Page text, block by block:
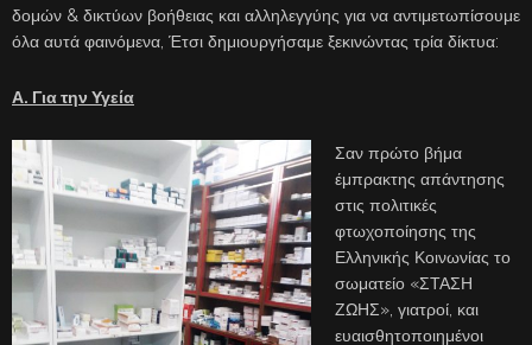
δομών & δικτύων βοήθειας και αλληλεγγύης για να αντιμετωπίσουμε
όλα αυτά φαινόμενα, Έτσι δημιουργήσαμε ξεκινώντας τρία δίκτυα:
Α. Για την Υγεία
Σαν πρώτο βήμα
έμπρακτης απάντησης
στις πολιτικές
φτωχοποίησης της
Ελληνικής Κοινωνίας το
σωματείο «ΣΤΑΣΗ
ΖΩΗΣ», γιατροί, και
ευαισθητοποιημένοι